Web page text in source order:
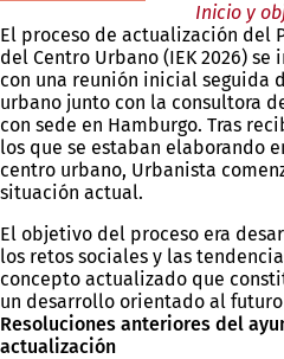
Inicio y
El proceso de actualización del
del Centro Urbano (IEK 2026)
con una reunión inicial seguida
urbano junto con la consultora
con sede en Hamburgo. Tras
los que se estaban elaborando
centro urbano, Urbanista
situación actual.
El objetivo del proceso era
los retos sociales y las
concepto actualizado que
un desarrollo orientado al
Resoluciones anteriores del
actualización